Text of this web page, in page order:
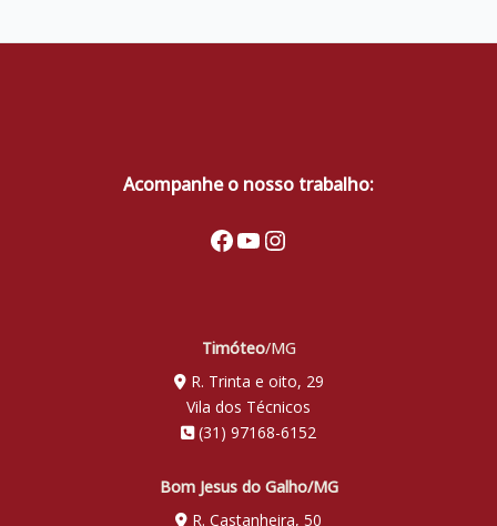
Acompanhe o nosso trabalho:
Facebook
Youtube
Instagram
Timóteo/MG
R. Trinta e oito, 29
Vila dos Técnicos
(31) 97168-6152
Bom Jesus do Galho/MG
R. Castanheira, 50